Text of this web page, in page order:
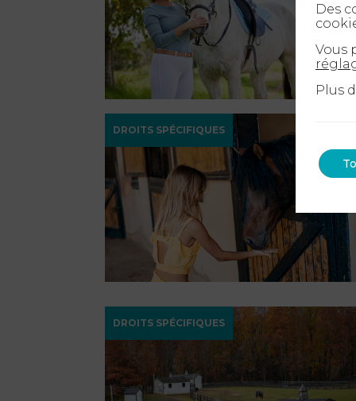
DROITS SPÉCIFIQUES
DROITS SPÉCIFIQUES
Des
Vous
Plus